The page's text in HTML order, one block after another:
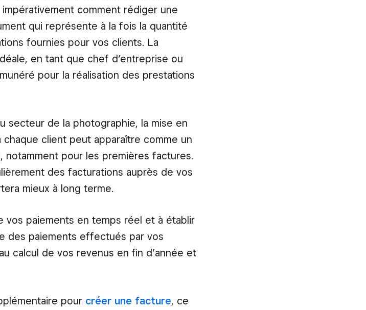
comment rédiger une
qui représente à la fois la quantité
fournies pour vos clients. La
en tant que chef d’entreprise ou
pour la réalisation des prestations
secteur de la photographie, la mise en
client peut apparaître comme un
notamment pour les premières factures.
des facturations auprès de vos
mieux à long terme.
vos paiements en temps réel et à établir
des paiements effectués par vos
calcul de vos revenus en fin d’année et
pour créer une facture, ce